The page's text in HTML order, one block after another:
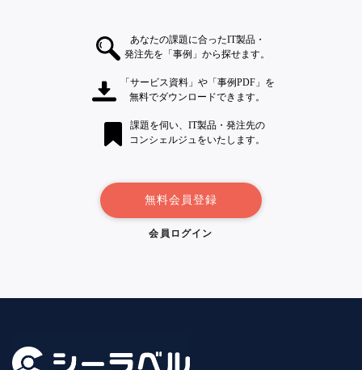
あなたの課題に合ったIT製品・
発注先を「事例」から探せます。
「サービス資料」や「事例PDF」を
無料でダウンロードできます。
課題を伺い、IT製品・発注先の
コンシェルジュをいたします。
無料会員登録
会員ログイン